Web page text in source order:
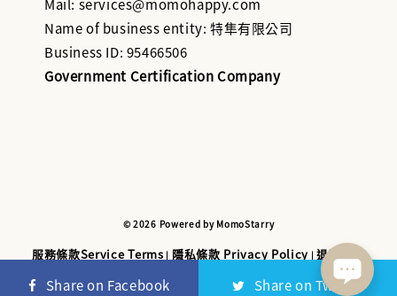
Mail: services@momohappy.com
Name of business entity: 特隼有限公司
Business ID: 95466506
Government Certification Company
© 2026 Powered by MomoStarry
服務條款Service Terms | 隱私條款 Privacy Policy |退款與退
Share on Facebook Share on Twitter